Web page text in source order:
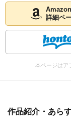
Amazon
詳細ペ
本ページはア
作品紹介・あら